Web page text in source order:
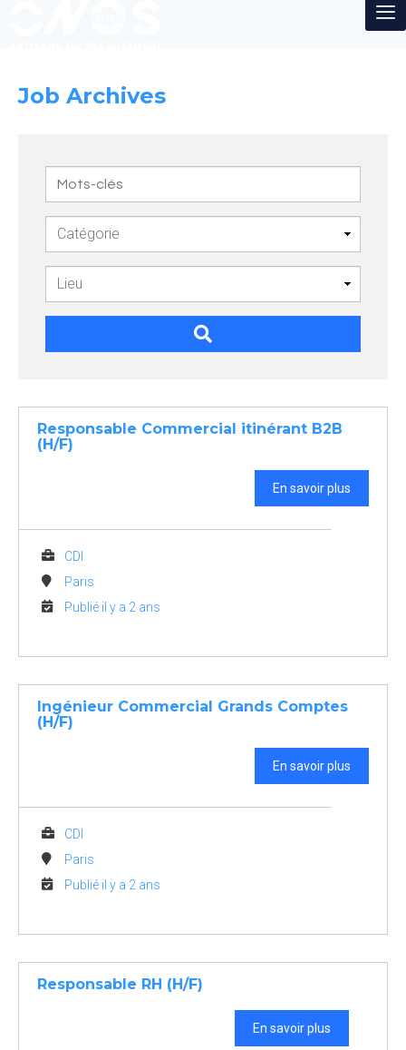
Job Archives
Mots-
clés
Responsable Commercial itinérant B2B
(H/F)
En savoir plus
CDI
Paris
Publié il y a 2 ans
Ingénieur Commercial Grands Comptes
(H/F)
En savoir plus
CDI
Paris
Publié il y a 2 ans
Responsable RH (H/F)
En savoir plus